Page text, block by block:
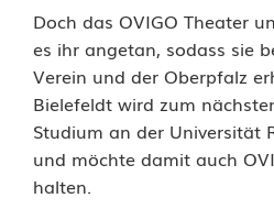
i
n
k
l
a
Doch das OVIGO Theater
es ihr angetan, sodass sie
Verein und der Oberpfalz
Bielefeldt wird zum
Studium an der Universität
und möchte damit auch
halten.